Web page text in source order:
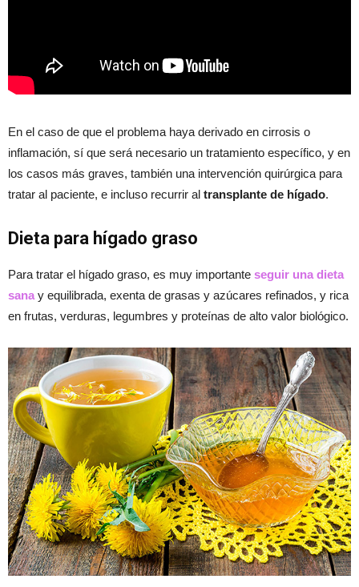
En el caso de que el problema haya derivado en cirrosis o
inflamación, sí que será necesario un tratamiento específico, y en
los casos más graves, también una intervención quirúrgica para
tratar al paciente, e incluso recurrir al transplante de hígado.
Dieta para hígado graso
Para tratar el hígado graso, es muy importante seguir una dieta
sana y equilibrada, exenta de grasas y azúcares refinados, y rica
en frutas, verduras, legumbres y proteínas de alto valor biológico.